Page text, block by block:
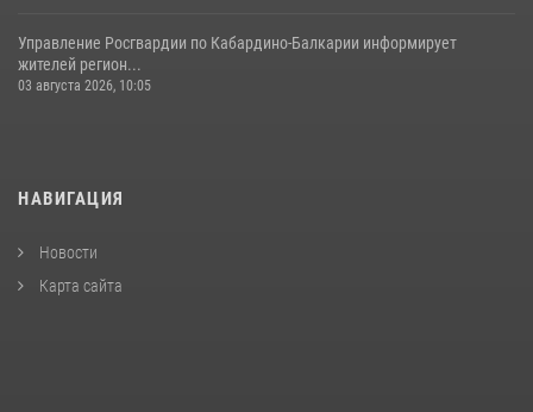
Управление Росгвардии по Кабардино-Балкарии информирует
жителей регион...
03 августа 2026, 10:05
НАВИГАЦИЯ
Новости
Карта сайта